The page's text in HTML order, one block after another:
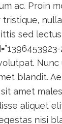
ac. Proin
sed
blandit.
amet
aliquet
nisi